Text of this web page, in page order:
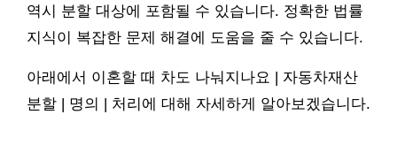
역시 분할 대상에 포함될 수 있습니다. 정확한 법률
지식이 복잡한 문제 해결에 도움을 줄 수 있습니다.
아래에서 이혼할 때 차도 나눠지나요 | 자동차재산
분할 | 명의 | 처리에 대해 자세하게 알아보겠습니다.